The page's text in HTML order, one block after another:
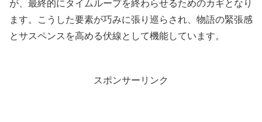
が、最終的にタイムループを終わらせるためのカギとなり
ます。こうした要素が巧みに張り巡らされ、物語の緊張感
とサスペンスを高める伏線として機能しています。
スポンサーリンク